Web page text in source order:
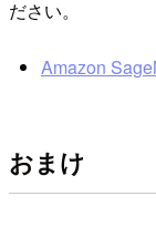
ださい。
Amazon
おまけ